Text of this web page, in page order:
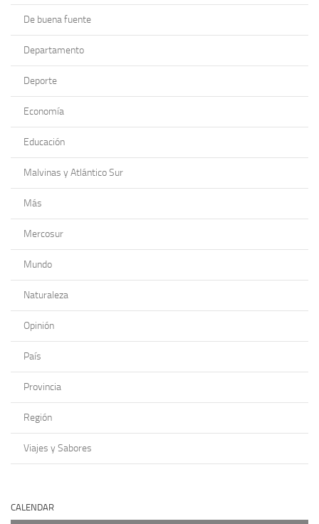
De buena fuente
Departamento
Deporte
Economía
Educación
Malvinas y Atlántico Sur
Más
Mercosur
Mundo
Naturaleza
Opinión
País
Provincia
Región
Viajes y Sabores
CALENDAR